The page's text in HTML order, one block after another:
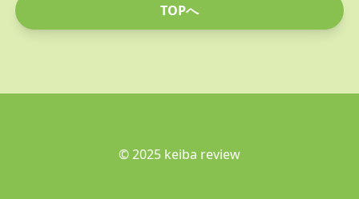
TOPへ
© 2025 keiba review